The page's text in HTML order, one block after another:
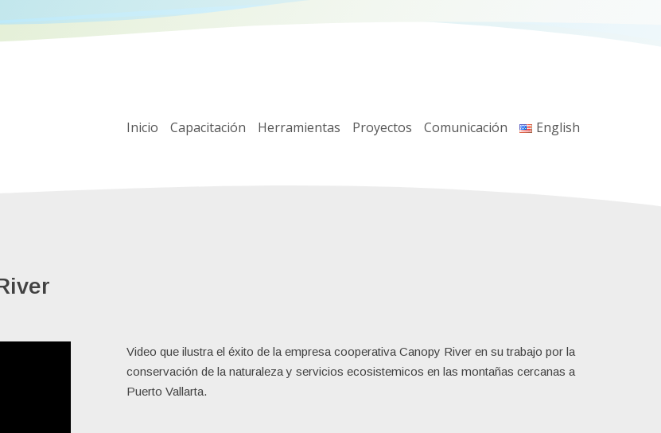
Inicio Capacitación Herramientas Proyectos Comunicación English
Video que ilustra el éxito de la empresa cooperativa Canopy River en su trabajo por la
conservación de la naturaleza y servicios ecosistemicos en las montañas cercanas a
Puerto Vallarta.